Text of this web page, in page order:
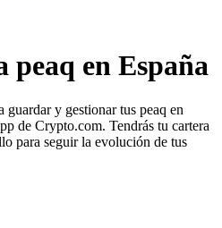
peaq en España
y gestionar tus peaq en
de Crypto.com. Tendrás tu cartera
para seguir la evolución de tus